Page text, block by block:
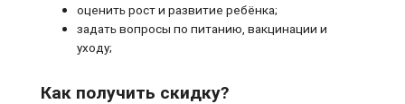
оценить рост и развитие ребёнка;
задать вопросы по питанию, вакцинации и
уходу;
Как получить скидку?